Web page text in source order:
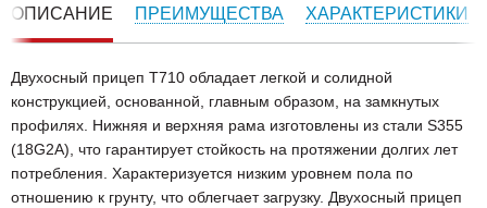
ОПИСАНИЕ ПРЕИМУЩЕСТВА ХАРАКТЕРИСТИКИ
Двухосный прицеп T710 обладает легкой и солидной
конструкцией, основанной, главным образом, на замкнутых
профилях. Нижняя и верхняя рама изготовлены из стали S355
(18G2A), что гарантирует стойкость на протяжении долгих лет
потребления. Характеризуется низким уровнем пола по
отношению к грунту, что облегчает загрузку. Двухосный прицеп